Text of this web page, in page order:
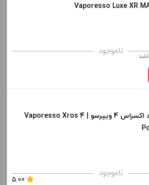
خرید و نمایش قیمت ، گزینه های محصول را
Vaporesso Luxe XR
ناموجود
رنگ:
خرید و نمایش قیمت ، گزینه های محصول را
پاد اکسراس 4 ویپرسو | Vaporesso Xros 4
ناموجود
5.00